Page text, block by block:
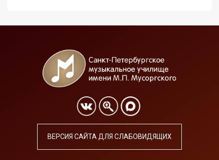
ВЕРСИЯ САЙТА ДЛЯ СЛАБОВИДЯЩИХ